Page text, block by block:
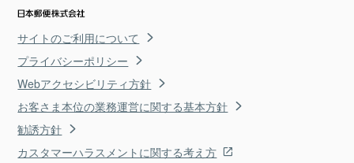
サイトのご利用について
プライバシーポリシー
Webアクセシビリティ方針
お客さま本位の業務運営に関する基本方針
勧誘方針
カスタマーハラスメントに関する考え方